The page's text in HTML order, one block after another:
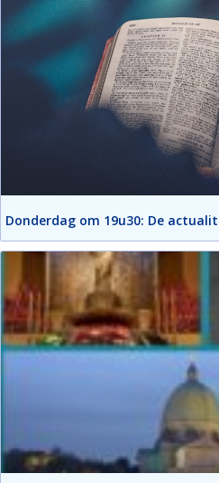
Donderdag om 19u30: De